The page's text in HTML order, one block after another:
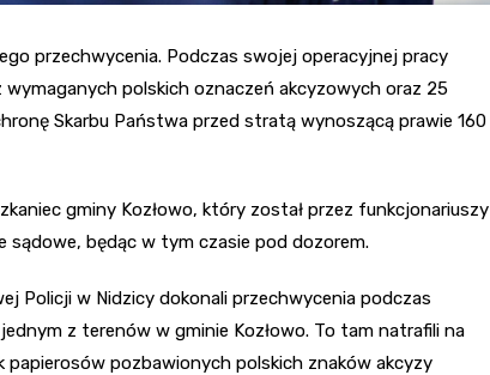
przechwycenia. Podczas swojej operacyjnej pracy
polskich oznaczeń akcyzowych oraz 25
Skarbu Państwa przed stratą wynoszącą prawie 160
gminy Kozłowo, który został przez funkcjonariuszy
sądowe, będąc w tym czasie pod dozorem.
Policji w Nidzicy dokonali przechwycenia podczas
z terenów w gminie Kozłowo. To tam natrafili na
pozbawionych polskich znaków akcyzy